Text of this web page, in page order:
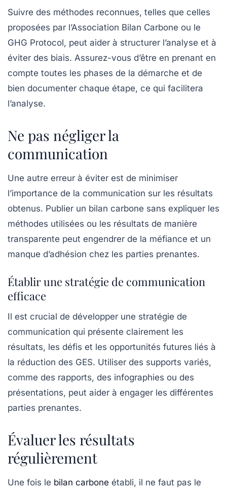
Suivre des méthodes reconnues, telles que celles
proposées par l’Association Bilan Carbone ou le
GHG Protocol, peut aider à structurer l’analyse et à
éviter des biais. Assurez-vous d’être en prenant en
compte toutes les phases de la démarche et de
bien documenter chaque étape, ce qui facilitera
l’analyse.
Ne pas négliger la
communication
Une autre erreur à éviter est de minimiser
l’importance de la communication sur les résultats
obtenus. Publier un bilan carbone sans expliquer les
méthodes utilisées ou les résultats de manière
transparente peut engendrer de la méfiance et un
manque d’adhésion chez les parties prenantes.
Établir une stratégie de communication
efficace
Il est crucial de développer une stratégie de
communication qui présente clairement les
résultats, les défis et les opportunités futures liés à
la réduction des GES. Utiliser des supports variés,
comme des rapports, des infographies ou des
présentations, peut aider à engager les différentes
parties prenantes.
Évaluer les résultats
régulièrement
Une fois le bilan carbone établi, il ne faut pas le